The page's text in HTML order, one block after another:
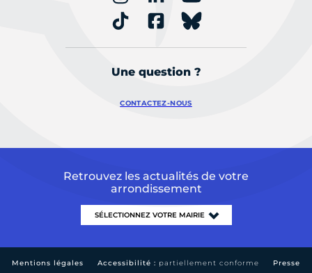
Une question ?
CONTACTEZ-NOUS
Retrouvez les actualités de votre
arrondissement
Mentions légales Accessibilité : partiellement conforme Presse